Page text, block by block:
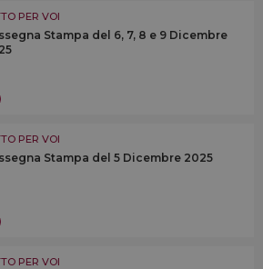
PER VOI
Stampa del 6, 7, 8 e 9 Dicembre
PER VOI
Stampa del 5 Dicembre 2025
PER VOI